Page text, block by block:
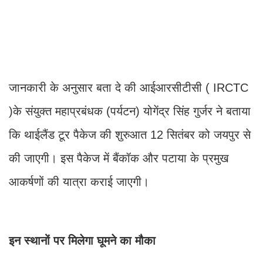
जानकारी के अनुसार बता दे की आईआरसीटीसी ( IRCTC
)के संयुक्त महाप्रबंधक (पर्यटन) योगेंद्र सिंह गुर्जर ने बताया
कि थाईलैंड टूर पैकेज की शुरुआत 12 सितंबर को जयपुर से
की जाएगी। इस पैकेज में बैंकॉक और पटाया के प्रमुख
आकर्षणों की यात्रा कराई जाएगी।
इन स्थानों पर मिलेगा घूमने का मौका